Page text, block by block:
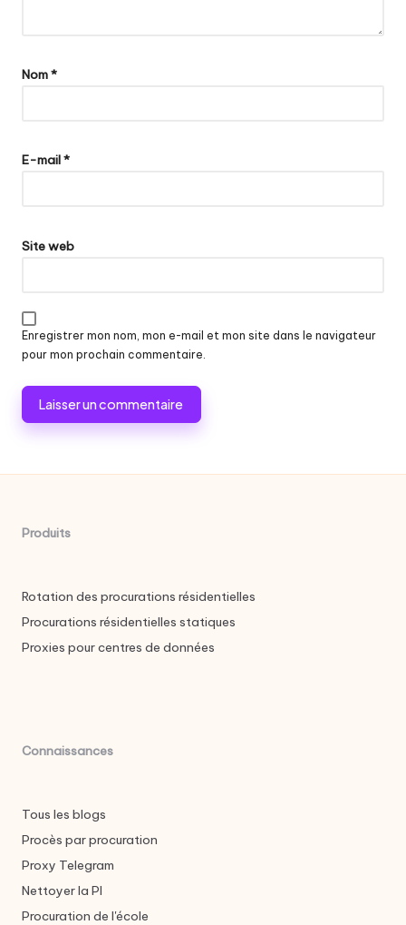
Nom*
E-mail*
Site web
Enregistrer mon nom, mon e-mail et mon site dans le navigateur
pour mon prochain commentaire.
Produits
Rotation des procurations résidentielles
Procurations résidentielles statiques
Proxies pour centres de données
Connaissances
Tous les blogs
Procès par procuration
Proxy Telegram
Nettoyer la PI
Procuration de l'école